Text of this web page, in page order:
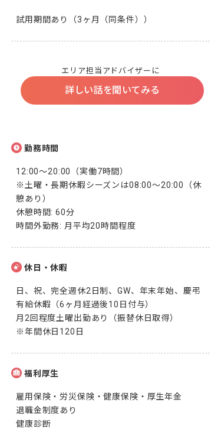
試用期間あり（3ヶ月（同条件））
エリア担当アドバイザーに
詳しい話を聞いてみる
勤務時間
12:00～20:00（実働7時間）
※土曜・長期休暇シーズンは08:00～20:00（休
憩あり）
休憩時間: 60分
時間外勤務: 月平均20時間程度
休日・休暇
日、祝、完全週休2日制、GW、年末年始、慶弔
有給休暇（6ヶ月経過後10日付与）
月2回程度土曜出勤あり（振替休日取得）
※年間休日120日
福利厚生
雇用保険・労災保険・健康保険・厚生年金
退職金制度あり
健康診断